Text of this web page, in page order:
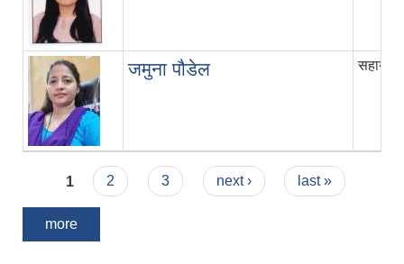
जमुना पौडेल सहायक
Pages
1 2 3 next › last »
more